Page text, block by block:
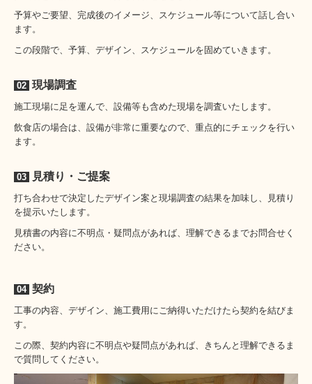
予算やご要望、完成後のイメージ、スケジュール等について話し合い
ます。
この段階で、予算、デザイン、スケジュールを固めていきます。
02 現場調査
施工現場に足を運んで、設備等も含めた現場を調査いたします。
飲食店の場合は、設備が非常に重要なので、重点的にチェックを行い
ます。
03 見積り・ご提案
打ち合わせで決定したデザイン案と現場調査の結果を加味し、見積り
を提示いたします。
見積書の内容に不明点・疑問点があれば、理解できるまでお問合せく
ださい。
04 契約
工事の内容、デザイン、施工費用にご納得いただけたら契約を結びま
す。
この際、契約内容に不明点や疑問点があれば、きちんと理解できるま
で質問してください。